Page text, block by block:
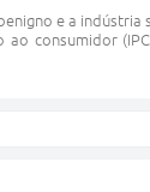
e a
consumidor